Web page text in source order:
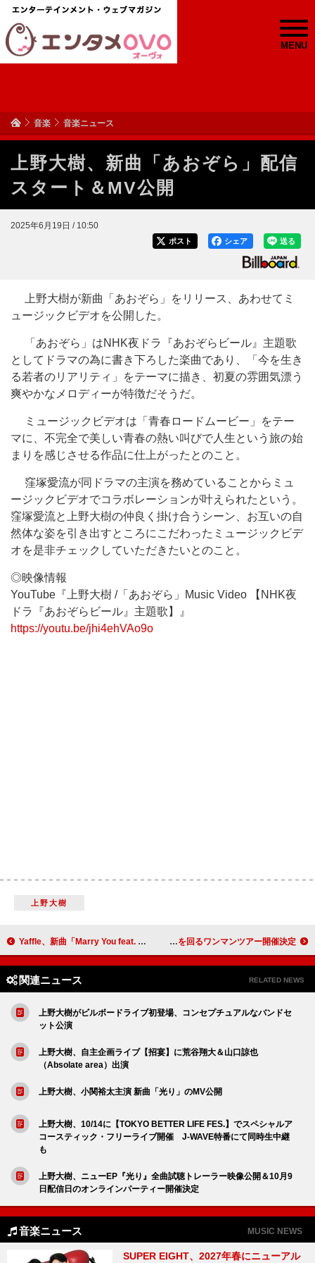
MENU
音楽 音楽ニュース
上野大樹、新曲「あおぞら」配信
スタート＆MV公開
2025年6月19日 / 10:50
送る
シェア
ポスト
上野大樹が新曲「あおぞら」をリリース、あわせてミ
ュージックビデオを公開した。
「あおぞら」はNHK夜ドラ『あおぞらビール』主題歌
としてドラマの為に書き下ろした楽曲であり、「今を生き
る若者のリアリティ」をテーマに描き、初夏の雰囲気漂う
爽やかなメロディーが特徴だそうだ。
ミュージックビデオは「青春ロードムービー」をテー
マに、不完全で美しい青春の熱い叫びで人生という旅の始
まりを感じさせる作品に仕上がったとのこと。
窪塚愛流が同ドラマの主演を務めていることからミュ
ージックビデオでコラボレーションが叶えられたという。
窪塚愛流と上野大樹の仲良く掛け合うシーン、お互いの自
然体な姿を引き出すところにこだわったミュージックビデ
オを是非チェックしていただきたいとのこと。
◎映像情報
YouTube『上野大樹 /「あおぞら」Music Video 【NHK夜
ドラ『あおぞらビール』主題歌】』
https://youtu.be/jhi4ehVAo9o
上野大樹
Yaffle、新曲「Marry You feat. Leina」配信リリース＆6/21MVプレミア公開決定 Mega Shinnosuke、2026年1月から全国7か所を回るワンマンツアー開催決定
関連ニュース RELATED NEWS
上野大樹がビルボードライブ初登場、コンセプチュアルなバンドセ
ット公演
上野大樹、自主企画ライブ【招宴】に荒谷翔大＆山口諒也
（Absolate area）出演
上野大樹、小関裕太主演 新曲「光り」のMV公開
上野大樹、10/14に【TOKYO BETTER LIFE FES.】でスペシャルア
コースティック・フリーライブ開催 J-WAVE特番にて同時生中継
も
上野大樹、ニューEP『光り』全曲試聴トレーラー映像公開＆10月9
日配信日のオンラインパーティー開催決定
音楽ニュース MUSIC NEWS
SUPER EIGHT、2027年春にニューアル